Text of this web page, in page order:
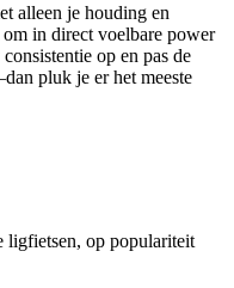
alleen je houding en
in direct voelbare power
op en pas de
pluk je er het meeste
ligfietsen, op populariteit